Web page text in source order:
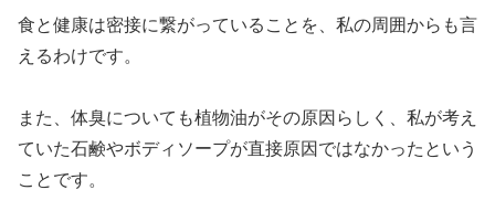
食と健康は密接に繋がっていることを、私の周囲からも言
えるわけです。
また、体臭についても植物油がその原因らしく、私が考え
ていた石鹸やボディソープが直接原因ではなかったという
ことです。